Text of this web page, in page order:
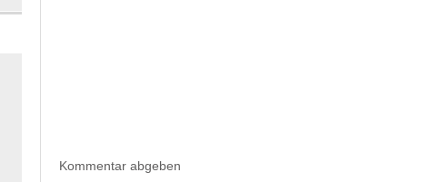
Kommentar abgeben